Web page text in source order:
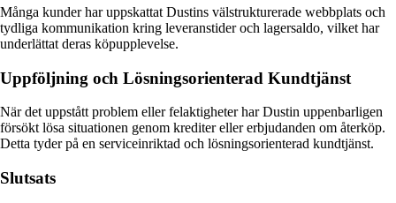
Många kunder har uppskattat Dustins välstrukturerade webbplats och
tydliga kommunikation kring leveranstider och lagersaldo, vilket har
underlättat deras köpupplevelse.
Uppföljning och Lösningsorienterad Kundtjänst
När det uppstått problem eller felaktigheter har Dustin uppenbarligen
försökt lösa situationen genom krediter eller erbjudanden om återköp.
Detta tyder på en serviceinriktad och lösningsorienterad kundtjänst.
Slutsats